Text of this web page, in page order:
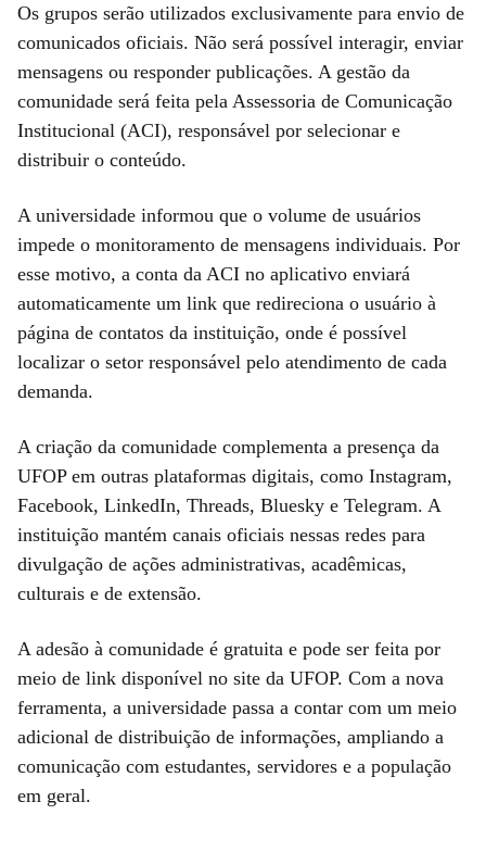
Os grupos serão utilizados exclusivamente para envio de
comunicados oficiais. Não será possível interagir, enviar
mensagens ou responder publicações. A gestão da
comunidade será feita pela Assessoria de Comunicação
Institucional (ACI), responsável por selecionar e
distribuir o conteúdo.
A universidade informou que o volume de usuários
impede o monitoramento de mensagens individuais. Por
esse motivo, a conta da ACI no aplicativo enviará
automaticamente um link que redireciona o usuário à
página de contatos da instituição, onde é possível
localizar o setor responsável pelo atendimento de cada
demanda.
A criação da comunidade complementa a presença da
UFOP em outras plataformas digitais, como Instagram,
Facebook, LinkedIn, Threads, Bluesky e Telegram. A
instituição mantém canais oficiais nessas redes para
divulgação de ações administrativas, acadêmicas,
culturais e de extensão.
A adesão à comunidade é gratuita e pode ser feita por
meio de link disponível no site da UFOP. Com a nova
ferramenta, a universidade passa a contar com um meio
adicional de distribuição de informações, ampliando a
comunicação com estudantes, servidores e a população
em geral.